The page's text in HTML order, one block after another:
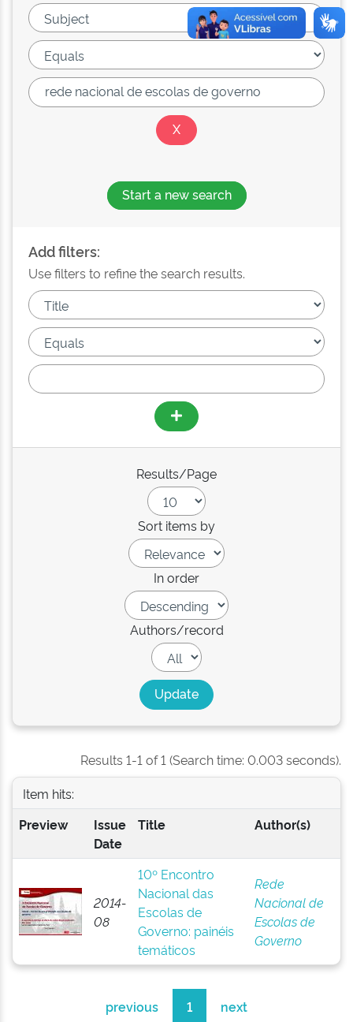
Start a new search
Add filters:
Use filters to refine the search results.
Results/Page
Sort items by
In order
Authors/record
Results 1-1 of 1 (Search time: 0.003 seconds).
Item hits:
Preview
Issue
Date
Title Author(s)
2014-
08
10º Encontro
Nacional das
Escolas de
Governo: painéis
temáticos
Rede
Nacional de
Escolas de
Governo
previous 1 next